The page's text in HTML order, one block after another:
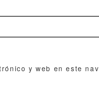
y web en este